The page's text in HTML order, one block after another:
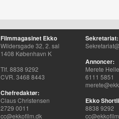
Filmmagasinet Ekko
Wildersgade 32, 2. sal
1408 København K
Tlf. 8838 9292
CVR. 3468 8443
Chefredaktør:
Claus Christensen
2729 0011
cc@ekkofilm.dk
Sekretariat:
Annoncer:
Merete
6111 5851
Ekko
8838 9292